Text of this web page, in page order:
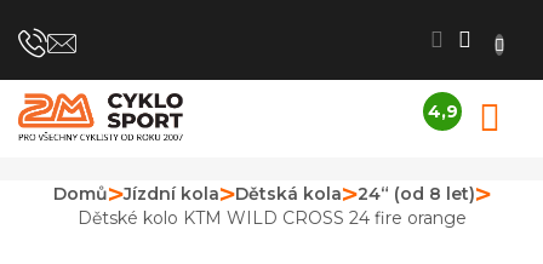
na
4,9
obchodu
je
4,9
Domů Jízdní kola Dětská kola
24“ (od 8 let)
Dětské kolo KTM WILD CROSS 24 fire orange